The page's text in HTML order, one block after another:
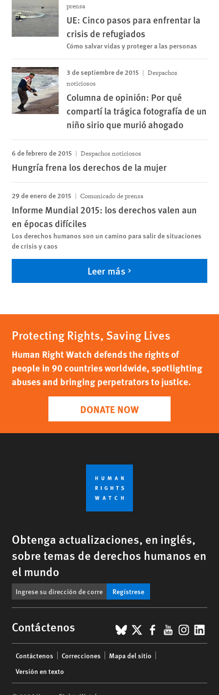
prensa
UE: Cinco pasos para enfrentar la
crisis de refugiados
Cómo salvar vidas y proteger a las personas
3 de septiembre de 2015
Despachos
noticiosos
Columna de opinión: Por qué
compartí la trágica fotografía de un
niño sirio que murió ahogado
6 de febrero de 2015 Despachos noticiosos
Hungría frena los derechos de la mujer
29 de enero de 2015 Comunicado de prensa
Informe Mundial 2015: los derechos valen aun
en épocas difíciles
Los derechos humanos son un camino para salir de situaciones
de crisis y caos
Leer más
Protecting Rights, Saving Lives
Human Right Watch defends the rights of
people in 90 countries worldwide, spotlighting
abuses and bringing perpetrators to justice.
DONATE NOW
Obtenga actualizaciones, en inglés,
sobre temas de derechos humanos en
el mundo
Regístrese
Contáctenos BlueSky
X Facebook
YouTube
menu
Contáctenos Correcciones
Mapa del sitio
Versión en texto